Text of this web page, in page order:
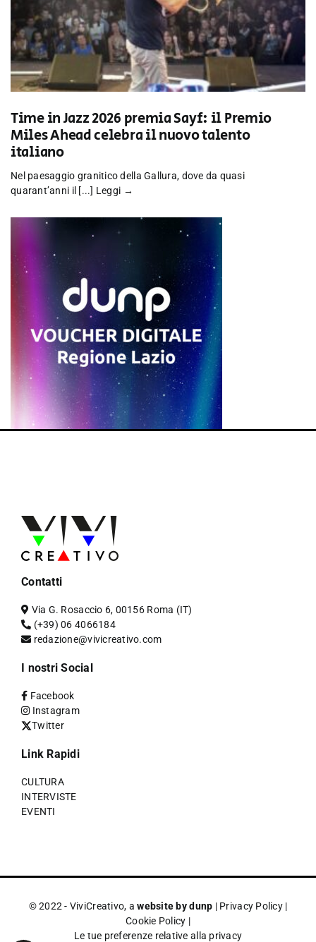
Time in Jazz 2026 premia Sayf: il Premio
Miles Ahead celebra il nuovo talento
italiano
Nel paesaggio granitico della Gallura, dove da quasi
quarant’anni il [...] Leggi →
Contatti
Via G. Rosaccio 6, 00156 Roma (IT)
(+39) 06 4066184
redazione@vivicreativo.com
I nostri Social
Facebook
Instagram
Twitter
Link Rapidi
CULTURA
INTERVISTE
EVENTI
© 2022 - ViviCreativo, awebsite by dunp | Privacy Policy|
Cookie Policy |
Le tue preferenze relative alla privacy